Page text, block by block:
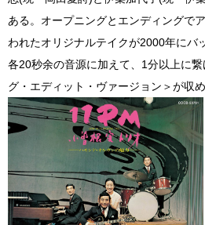
ある。オープニングとエンディングで
われたオリジナルテイクが2000年にバ
各20秒余の音源に加えて、1分以上に
グ・エディット・ヴァージョン＞が収め